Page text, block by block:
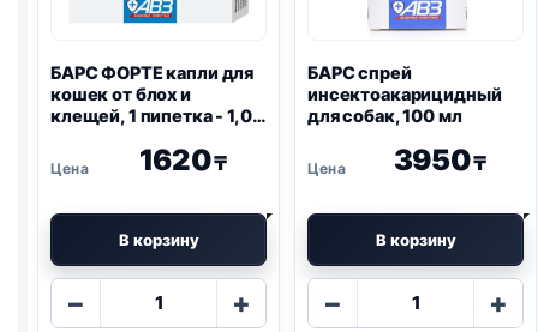
БАРС ФОРТЕ капли для
кошек от блох и
клещей, 1 пипетка - 1,0
1620₸
В корзину
−
Количество
+
БАРС спрей
инсектоакарицидный
для собак, 100 мл
3950₸
В корзину
−
Количество
+